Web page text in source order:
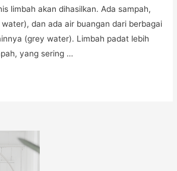
limbah akan dihasilkan. Ada sampah,
dan ada air buangan dari berbagai
(grey water). Limbah padat lebih
yang sering …